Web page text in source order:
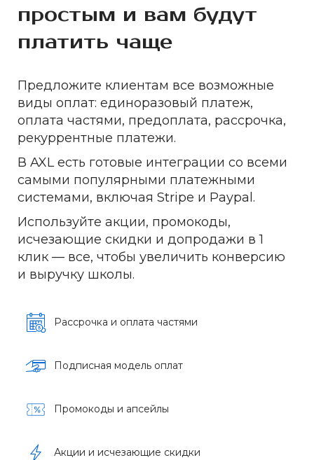
простым и вам будут
платить чаще
Предложите клиентам все возможные
виды оплат: единоразовый платеж,
оплата частями, предоплата, рассрочка,
рекуррентные платежи.
В AXL есть готовые интеграции со всеми
самыми популярными платежными
системами, включая Stripe и Paypal.
Используйте акции, промокоды,
исчезающие скидки и допродажи в 1
клик — все, чтобы увеличить конверсию
и выручку школы.
Рассрочка и оплата частями
Подписная модель оплат
Промокоды и апсейлы
Акции и исчезающие скидки